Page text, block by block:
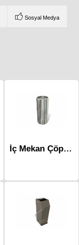
Sosyal Medya
İç Mekan Çöp Kovaları-Mlk-220